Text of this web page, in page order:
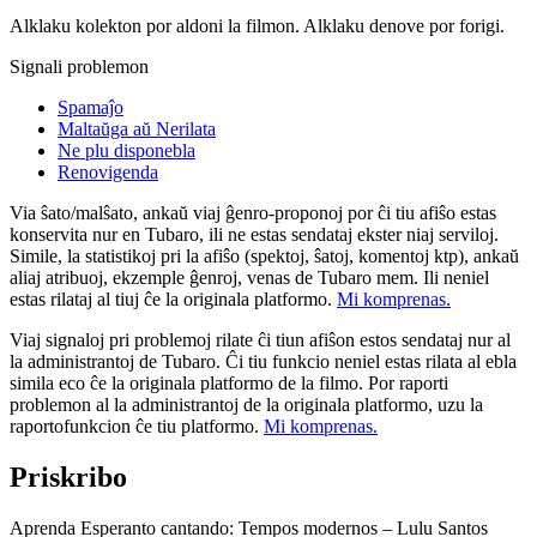
Alklaku kolekton por aldoni la filmon. Alklaku denove por forigi.
Signali problemon
Spamaĵo
Maltaŭga aŭ Nerilata
Ne plu disponebla
Renovigenda
Via ŝato/malŝato, ankaŭ viaj ĝenro-proponoj por ĉi tiu afiŝo estas
konservita nur en Tubaro, ili ne estas sendataj ekster niaj serviloj.
Simile, la statistikoj pri la afiŝo (spektoj, ŝatoj, komentoj ktp), ankaŭ
aliaj atribuoj, ekzemple ĝenroj, venas de Tubaro mem. Ili neniel
estas rilataj al tiuj ĉe la originala platformo. Mi komprenas.
Viaj signaloj pri problemoj rilate ĉi tiun afiŝon estos sendataj nur al
la administrantoj de Tubaro. Ĉi tiu funkcio neniel estas rilata al ebla
simila eco ĉe la originala platformo de la filmo. Por raporti
problemon al la administrantoj de la originala platformo, uzu la
raportofunkcion ĉe tiu platformo. Mi komprenas.
Priskribo
Aprenda Esperanto cantando: Tempos modernos – Lulu Santos